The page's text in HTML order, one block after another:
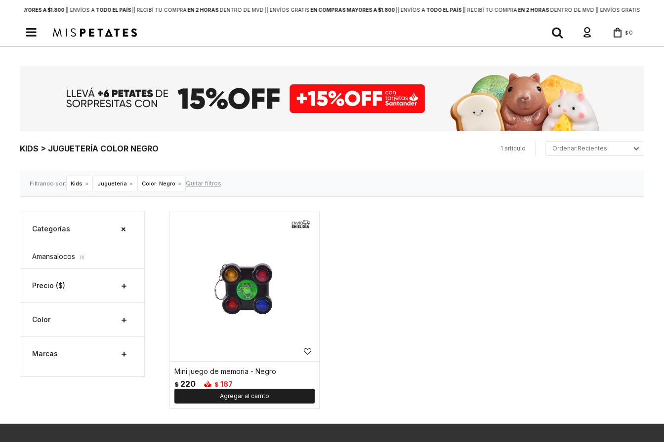
MAYORES A $1.800 | ENVÍOS A TODO EL PAÍS | RECIBÍ TU COMPRAEN 2 HORASDENTRO DE MVD | | ENVÍOS GRATISEN COMPRAS MAYORES A $1.800 | ENVÍOS A TODO EL PAÍS | RECIBÍ TU COMPRAEN 2 HORASDENTRO DE MVD | | ENVÍOS GRATIS
 $ 0
KIDS > JUGUETERÍA COLOR NEGRO 1 artículo Recientes
Filtrando por: Kids Juguetería Color: Negro Quitar filtros
Mini juego de memoria - Negro
$ 220 $ 187
Categorías
Amansalocos (1)
Precio ($)
Color
Marcas